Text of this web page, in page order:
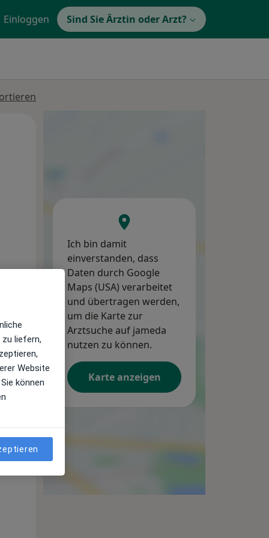
Einloggen Sind Sie Ärztin oder Arzt?
Di,
11 Aug
Mi,
12 Aug
Mo,
Ich bin damit
einverstanden, dass
Daten durch Google
Maps (USA) verarbeitet
und übertragen werden,
um die Karte zur
Arztsuche auf jameda
nutzen zu können.
Karte anzeigen
liefern,
Website
können